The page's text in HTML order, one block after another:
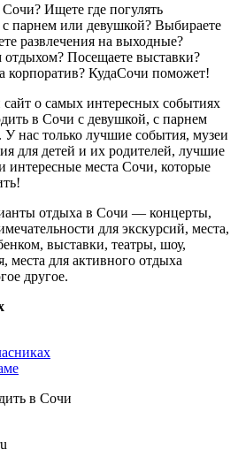
Ищете где погулять
с парнем или девушкой? Выбираете
развлечения на выходные?
отдыхом? Посещаете выставки?
корпоратив? КудаСочи поможет!
о самых интересных событиях
в Сочи с девушкой, с парнем
нас только лучшие события, музеи
для детей и их родителей, лучшие
интересные места Сочи, которые
отдыха в Сочи — концерты,
для экскурсий, места,
выставки, театры, шоу,
места для активного отдыха
другое.
в Сочи